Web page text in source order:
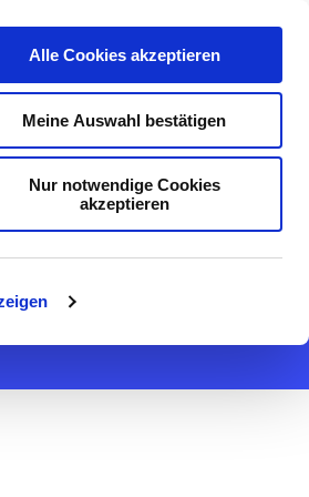
Alle Cookies akzeptieren
Meine Auswahl bestätigen
Nur notwendige Cookies
akzeptieren
DE Initiativ bewerben